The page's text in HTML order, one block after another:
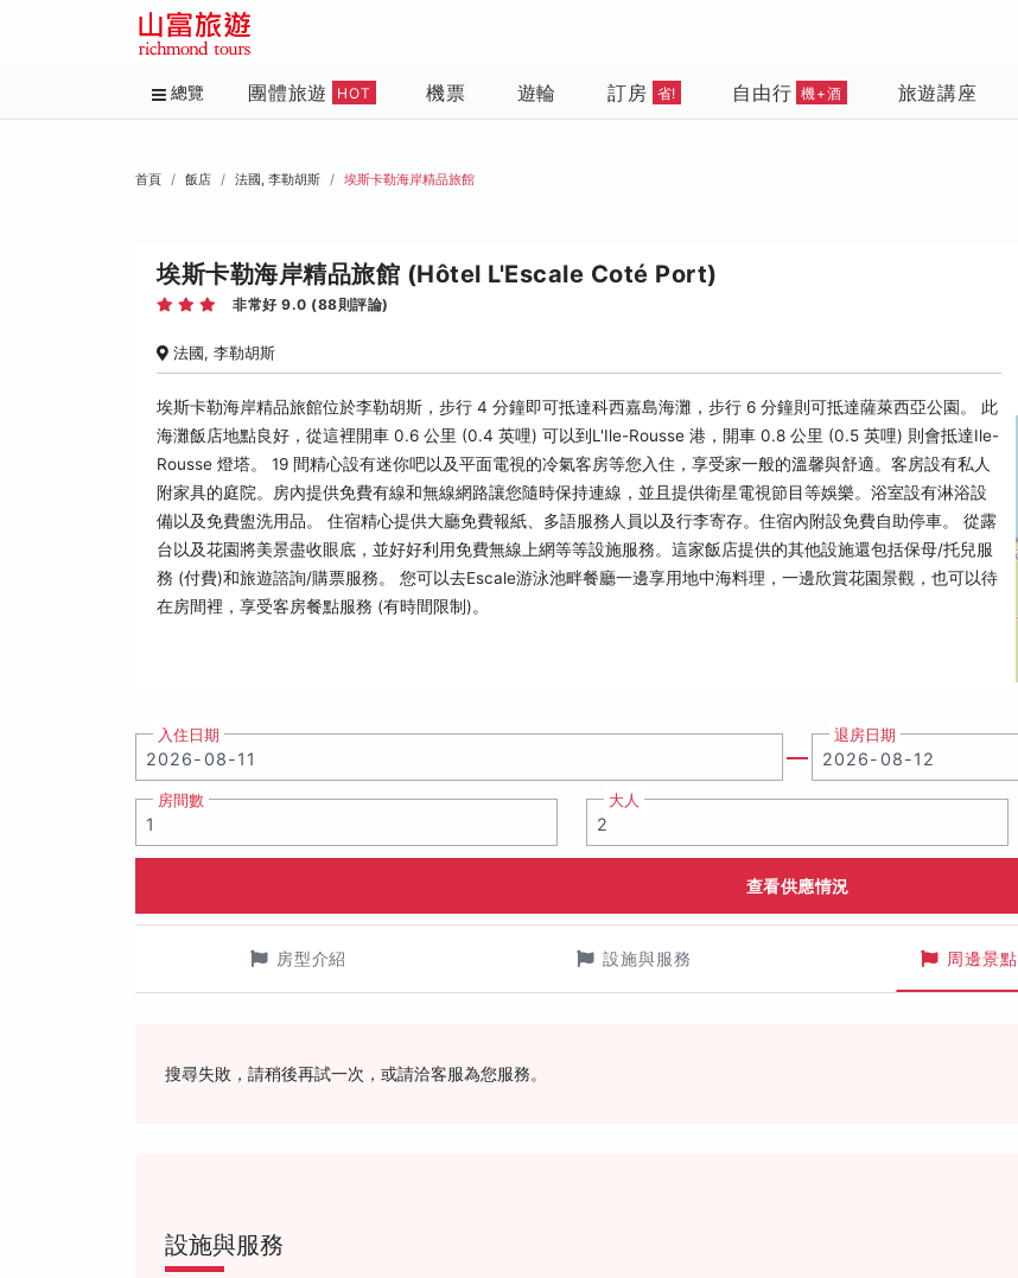
總覽 團體旅遊 HOT 機票 遊輪 訂房 省! 自由行 機+酒 旅遊講座
首頁 飯店 法國, 李勒胡斯 埃斯卡勒海岸精品旅館
埃斯卡勒海岸精品旅館 (Hôtel L'Escale Coté Port)
非常好 9.0 (88則評論)
法國, 李勒胡斯
埃斯卡勒海岸精品旅館位於李勒胡斯，步行 4 分鐘即可抵達科西嘉島海灘，步行 6 分鐘則可抵達薩萊西亞公園。 此
海灘飯店地點良好，從這裡開車 0.6 公里 (0.4 英哩) 可以到L'Ile-Rousse 港，開車 0.8 公里 (0.5 英哩) 則會抵達Ile-
Rousse 燈塔。 19 間精心設有迷你吧以及平面電視的冷氣客房等您入住，享受家一般的溫馨與舒適。客房設有私人
附家具的庭院。房內提供免費有線和無線網路讓您隨時保持連線，並且提供衛星電視節目等娛樂。浴室設有淋浴設
備以及免費盥洗用品。 住宿精心提供大廳免費報紙、多語服務人員以及行李寄存。住宿內附設免費自助停車。 從露
台以及花園將美景盡收眼底，並好好利用免費無線上網等等設施服務。這家飯店提供的其他設施還包括保母/托兒服
務 (付費)和旅遊諮詢/購票服務。 您可以去Escale游泳池畔餐廳一邊享用地中海料理，一邊欣賞花園景觀，也可以待
在房間裡，享受客房餐點服務 (有時間限制)。
入住日期 退房日期
房間數 大人
查看供應情況
房型介紹 設施與服務 周邊景點
搜尋失敗，請稍後再試一次，或請洽客服為您服務。
設施與服務